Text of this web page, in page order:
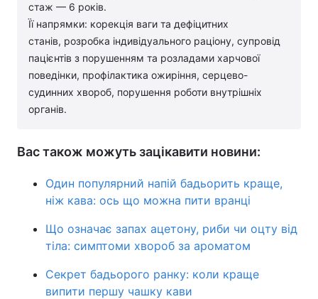
стаж — 6 років.
Її напрямки: корекція ваги та дефіцитних
станів, розробка індивідуального раціону, супровід
пацієнтів з порушенням та розладами харчової
поведінки, профілактика ожиріння, серцево-
судинних хвороб, порушення роботи внутрішніх
органів.
Вас також можуть зацікавити новини:
Один популярний напій бадьорить краще,
ніж кава: ось що можна пити вранці
Що означає запах ацетону, риби чи оцту від
тіла: симптоми хвороб за ароматом
Секрет бадьорого ранку: коли краще
випити першу чашку кави